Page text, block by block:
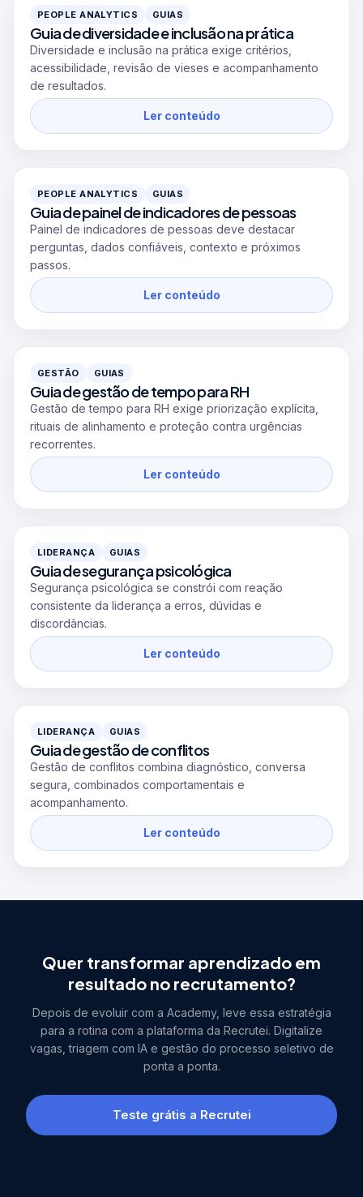
PEOPLE ANALYTICS GUIAS
Guia de diversidade e inclusão na prática
Diversidade e inclusão na prática exige critérios,
acessibilidade, revisão de vieses e acompanhamento
de resultados.
Ler conteúdo
PEOPLE ANALYTICS GUIAS
Guia de painel de indicadores de pessoas
Painel de indicadores de pessoas deve destacar
perguntas, dados confiáveis, contexto e próximos
passos.
Ler conteúdo
GESTÃO GUIAS
Guia de gestão de tempo para RH
Gestão de tempo para RH exige priorização explícita,
rituais de alinhamento e proteção contra urgências
recorrentes.
Ler conteúdo
LIDERANÇA GUIAS
Guia de segurança psicológica
Segurança psicológica se constrói com reação
consistente da liderança a erros, dúvidas e
discordâncias.
Ler conteúdo
LIDERANÇA GUIAS
Guia de gestão de conflitos
Gestão de conflitos combina diagnóstico, conversa
segura, combinados comportamentais e
acompanhamento.
Ler conteúdo
Quer transformar aprendizado em
resultado no recrutamento?
Depois de evoluir com a Academy, leve essa estratégia
para a rotina com a plataforma da Recrutei. Digitalize
vagas, triagem com IA e gestão do processo seletivo de
ponta a ponta.
Teste grátis a Recrutei